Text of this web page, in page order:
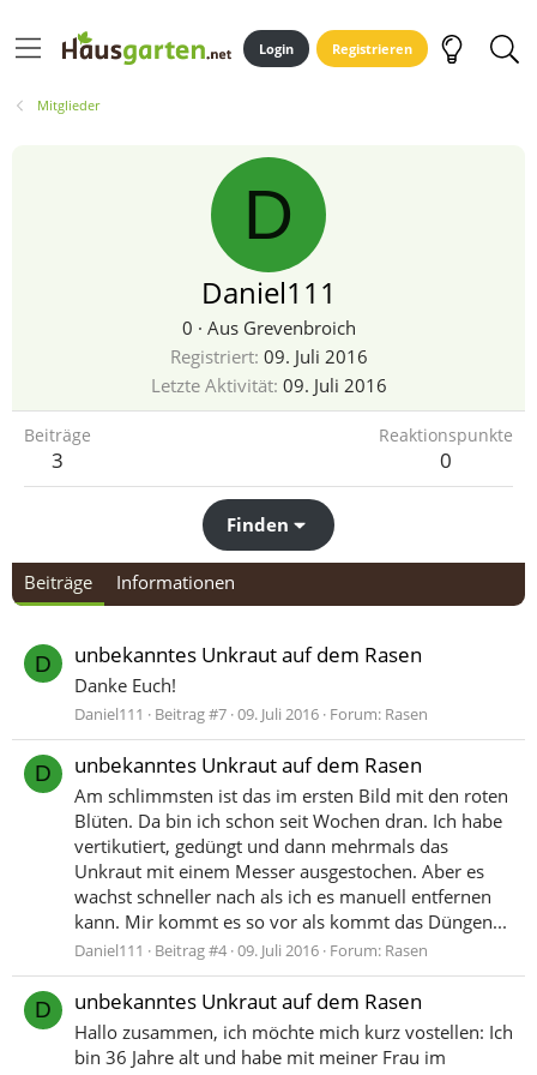
Login Registrieren
Mitglieder
D
Daniel111
0 · Aus Grevenbroich
Registriert 09. Juli 2016
Letzte Aktivität 09. Juli 2016
Beiträge
3
Reaktionspunkte
0
Finden
Beiträge Informationen
D unbekanntes Unkraut auf dem Rasen
Danke Euch!
Daniel111 Beitrag #7 09. Juli 2016 Forum: Rasen
D unbekanntes Unkraut auf dem Rasen
Am schlimmsten ist das im ersten Bild mit den roten
Blüten. Da bin ich schon seit Wochen dran. Ich habe
vertikutiert, gedüngt und dann mehrmals das
Unkraut mit einem Messer ausgestochen. Aber es
wachst schneller nach als ich es manuell entfernen
kann. Mir kommt es so vor als kommt das Düngen...
Daniel111 Beitrag #4 09. Juli 2016 Forum: Rasen
D unbekanntes Unkraut auf dem Rasen
Hallo zusammen, ich möchte mich kurz vostellen: Ich
bin 36 Jahre alt und habe mit meiner Frau im